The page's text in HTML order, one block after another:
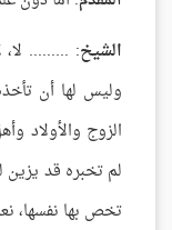
الشيخ: .........
وليس لها أن
الزوج والأولاد
لم تخبره قد
تخص بها نفسها،